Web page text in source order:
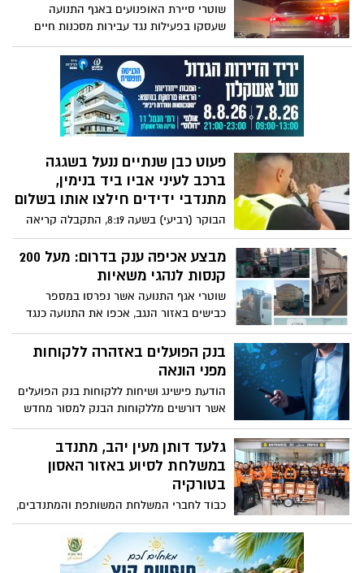
שוטרי סיירת האופנועים באגף התנועה
שעסקו בפעילות נגד עבירות מסכנות חיים
בכביש 35 סמוך לצומת גבעתי סומן לנהג רכב
לעצור, בבדיקה הוברר כי רשיון הנהיגה של
הנהג פקע בשנת 2018 ופסול לנהיגה ע"י בית
משפט
פעוט כבן שנתיים ננעל בשגגה
ברכב לעיני אביו ביד בנימין,
מתנדבי ידידים חילצו אותו בשלום
הבוקר (רביעי) בשעה 8:19, התקבלה קריאה
במוקד ידידים אודות פעוט כבן שנתיים שננעל
בשגגה ברכב לעיני אביו, ברחוב סער בישוב יד
בנימין.
מבצע אכיפה ענק בדרום: מעל 200
קנסות לנהגי משאיות
שוטרי אגף התנועה אשר נפרסו במספר
כבישים באזור הנגב, אכפו את התנועה כנגד
מאות נהגי משאיות. כך זה נראה בשטח
בנק הפועלים באזהרה ללקוחות
מפני הונאה
הודעת פישינג ושיחות ללקוחות בנק הפועלים
אשר דורשים מללקוחות הבנק למסור מחדש
פרטי חשבונותיהם (קוד המשתמש, תעודת
זהות וסיסמא). ניסיונות העוקץ לא מפסיקים
לצוץ והיום (שלישי) בנק הפועלים נאלץ
להזהיר את מיליוני הלקוחות שלו מפני שיטת
עוקץ שמופנית כלפי הבנק באמצעות הזדהות
נוכלים לגורמי חקירה. זוהי נוסח ההודעה
שקיבלו הלקוחות:
גלעד דותן מעין יהב, מתנדב
במשלחת לסיוע באזור האסון
בטורקיה
כבוד לחברי המשלחת המשותפת והמתנדבים,
ביניהם תושב הדרום- גלעד דותן מעין יהב,
מתנדב ב'יחידת חילוץ ערבה', שיצאו
במשלחת לסיוע באזור האסון בטורקיה